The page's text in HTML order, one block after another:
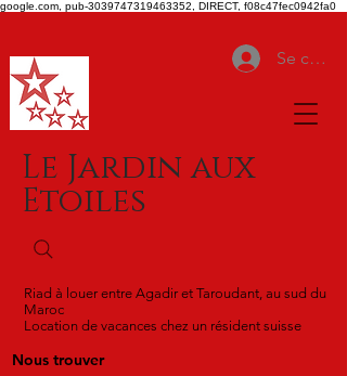
google.com, pub-3039747319463352, DIRECT, f08c47fec0942fa0
Se
Le Jardin aux
Etoiles
Riad à louer entre Agadir et Taroudant, au sud du
Maroc
Location de vacances chez un résident suisse
Nous trouver